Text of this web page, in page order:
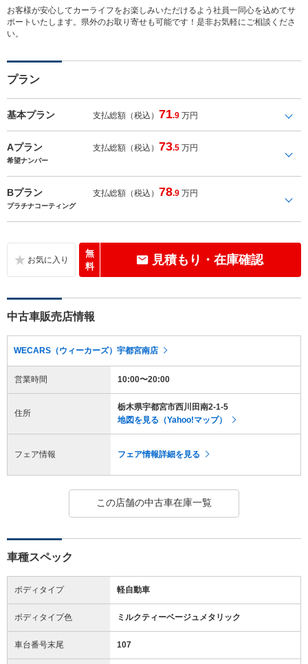
お客様が安心してカーライフをお楽しみいただけるよう社員一同心を込めてサ
ポートいたします。県外のお取り寄せも可能です！是非お気軽にご相談くださ
い。
プラン
基本プラン 支払総額（税込） 71.9 万円
Aプラン 支払総額（税込） 73.5 万円
希望ナンバー
Bプラン 支払総額（税込） 78.9 万円
プラチナコーティング
無
料
見積もり・在庫確認
中古車販売店情報
WECARS（ウィーカーズ）宇都宮南店
営業時間 10:00〜20:00
住所
栃木県宇都宮市西川田南2-1-5
地図を見る（Yahoo!マップ）
フェア情報 フェア情報詳細を見る
この店舗の中古車在庫一覧
車種スペック
ボディタイプ 軽自動車
ボディタイプ色 ミルクティーベージュメタリック
車台番号末尾 107